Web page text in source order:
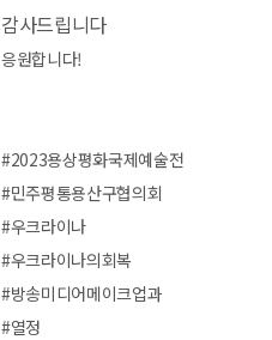
감사드립니다
응원합니다!
#2023용상평화국제예술전
#민주평통용산구협의회
#우크라이나
#우크라이나의회복
#방송미디어메이크업과
#열정